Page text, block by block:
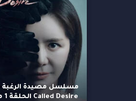
Called Desire الحلقة 1 مترجمة